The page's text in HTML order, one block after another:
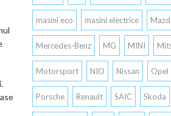
masini eco masini electrice
Mercedes-Benz MG MINI
Motorsport NIO Nissan Opel
Porsche Renault SAIC Skoda